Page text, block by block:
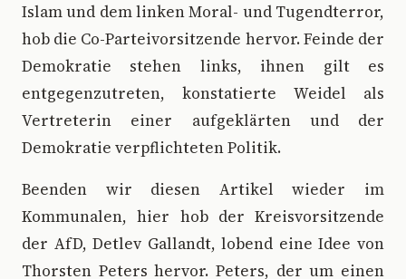
Islam und dem linken Moral- und Tugendterror,
hob die Co-Parteivorsitzende hervor. Feinde der
Demokratie stehen links, ihnen gilt es
entgegenzutreten, konstatierte Weidel als
Vertreterin einer aufgeklärten und der
Demokratie verpflichteten Politik.
Beenden wir diesen Artikel wieder im
Kommunalen, hier hob der Kreisvorsitzende
der AfD, Detlev Gallandt, lobend eine Idee von
Thorsten Peters hervor. Peters, der um einen